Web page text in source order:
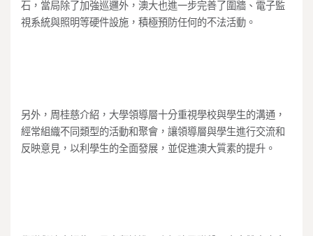
石，當局除了加強巡邏外，澳大也進一步完善了圍牆、電子監
視系統與照明等硬件設施，積極預防任何的不法活動。
另外，周桂慈介紹，大學領導層十分重視學校與學生的溝通，
經常組織不同類型的活動和聚會，讓領導層與學生進行交流和
反映意見，以利學生的全面發展，並促進澳大質素的提升。